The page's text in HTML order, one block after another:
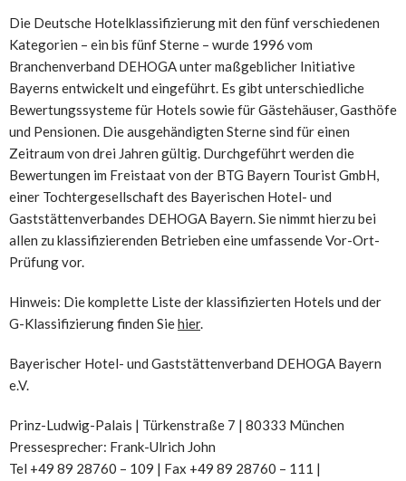
Die Deutsche Hotelklassifizierung mit den fünf verschiedenen
Kategorien – ein bis fünf Sterne – wurde 1996 vom
Branchenverband DEHOGA unter maßgeblicher Initiative
Bayerns entwickelt und eingeführt. Es gibt unterschiedliche
Bewertungssysteme für Hotels sowie für Gästehäuser, Gasthöfe
und Pensionen. Die ausgehändigten Sterne sind für einen
Zeitraum von drei Jahren gültig. Durchgeführt werden die
Bewertungen im Freistaat von der BTG Bayern Tourist GmbH,
einer Tochtergesellschaft des Bayerischen Hotel- und
Gaststättenverbandes DEHOGA Bayern. Sie nimmt hierzu bei
allen zu klassifizierenden Betrieben eine umfassende Vor-Ort-
Prüfung vor.
Hinweis: Die komplette Liste der klassifizierten Hotels und der
G-Klassifizierung finden Siehier.
Bayerischer Hotel- und Gaststättenverband DEHOGA Bayern
e.V.
Prinz-Ludwig-Palais | Türkenstraße 7 | 80333 München
Pressesprecher: Frank-Ulrich John
Tel +49 89 28760 – 109 | Fax +49 89 28760 – 111 |